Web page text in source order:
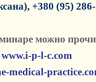
+380 (95)
можно
www.i-p-l-c.com
medical-